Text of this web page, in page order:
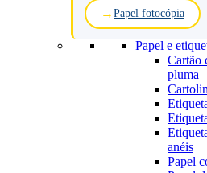
Papel fotocópia
Papel e
Cartão
pluma
anéis
Papel